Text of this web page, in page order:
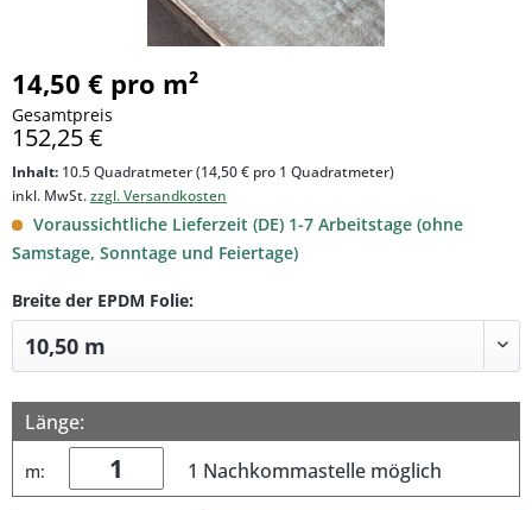
14,50 € pro m²
Gesamtpreis
152,25 €
Inhalt: 10.5 Quadratmeter (14,50 € pro 1 Quadratmeter)
inkl. MwSt.zzgl. Versandkosten
Voraussichtliche Lieferzeit (DE) 1-7 Arbeitstage (ohne
Samstage, Sonntage und Feiertage)
Breite der EPDM Folie:
Länge:
m: 1 Nachkommastelle möglich